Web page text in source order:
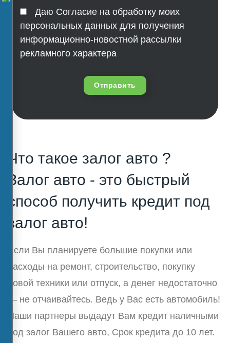
Даю Согласие на обработку моих
персональных данных для получения
информационно-новостной рассылки
рекламного характера
Отправить
Что такое залог авто ?
Залог авто - это быстрый
способ получить кредит под
залог авто!
Если Вы планируете большие покупки или
расходы на ремонт, строительство, покупку
новой техники или отпуск, а денег недостаточно
— не отчаивайтесь. Ведь у Вас есть автомобиль!
Наши партнеры выдадут Вам кредит наличными
под залог Вашего авто, Срок кредита до 10 лет.